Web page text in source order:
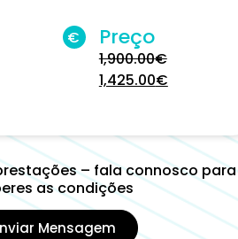
€ Preço
1,900.00€
1,425.00€
– fala connosco para
as condições
Mensagem